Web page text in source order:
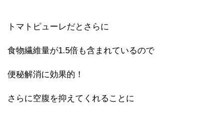
トマトピューレだとさらに
食物繊維量が1.5倍も含まれているので
便秘解消に効果的！
さらに空腹を抑えてくれることに